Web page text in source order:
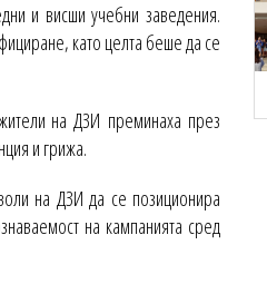
и висши учебни заведения.
като целта беше да се
на ДЗИ преминаха през
и грижа.
на ДЗИ да се позиционира
на кампанията сред